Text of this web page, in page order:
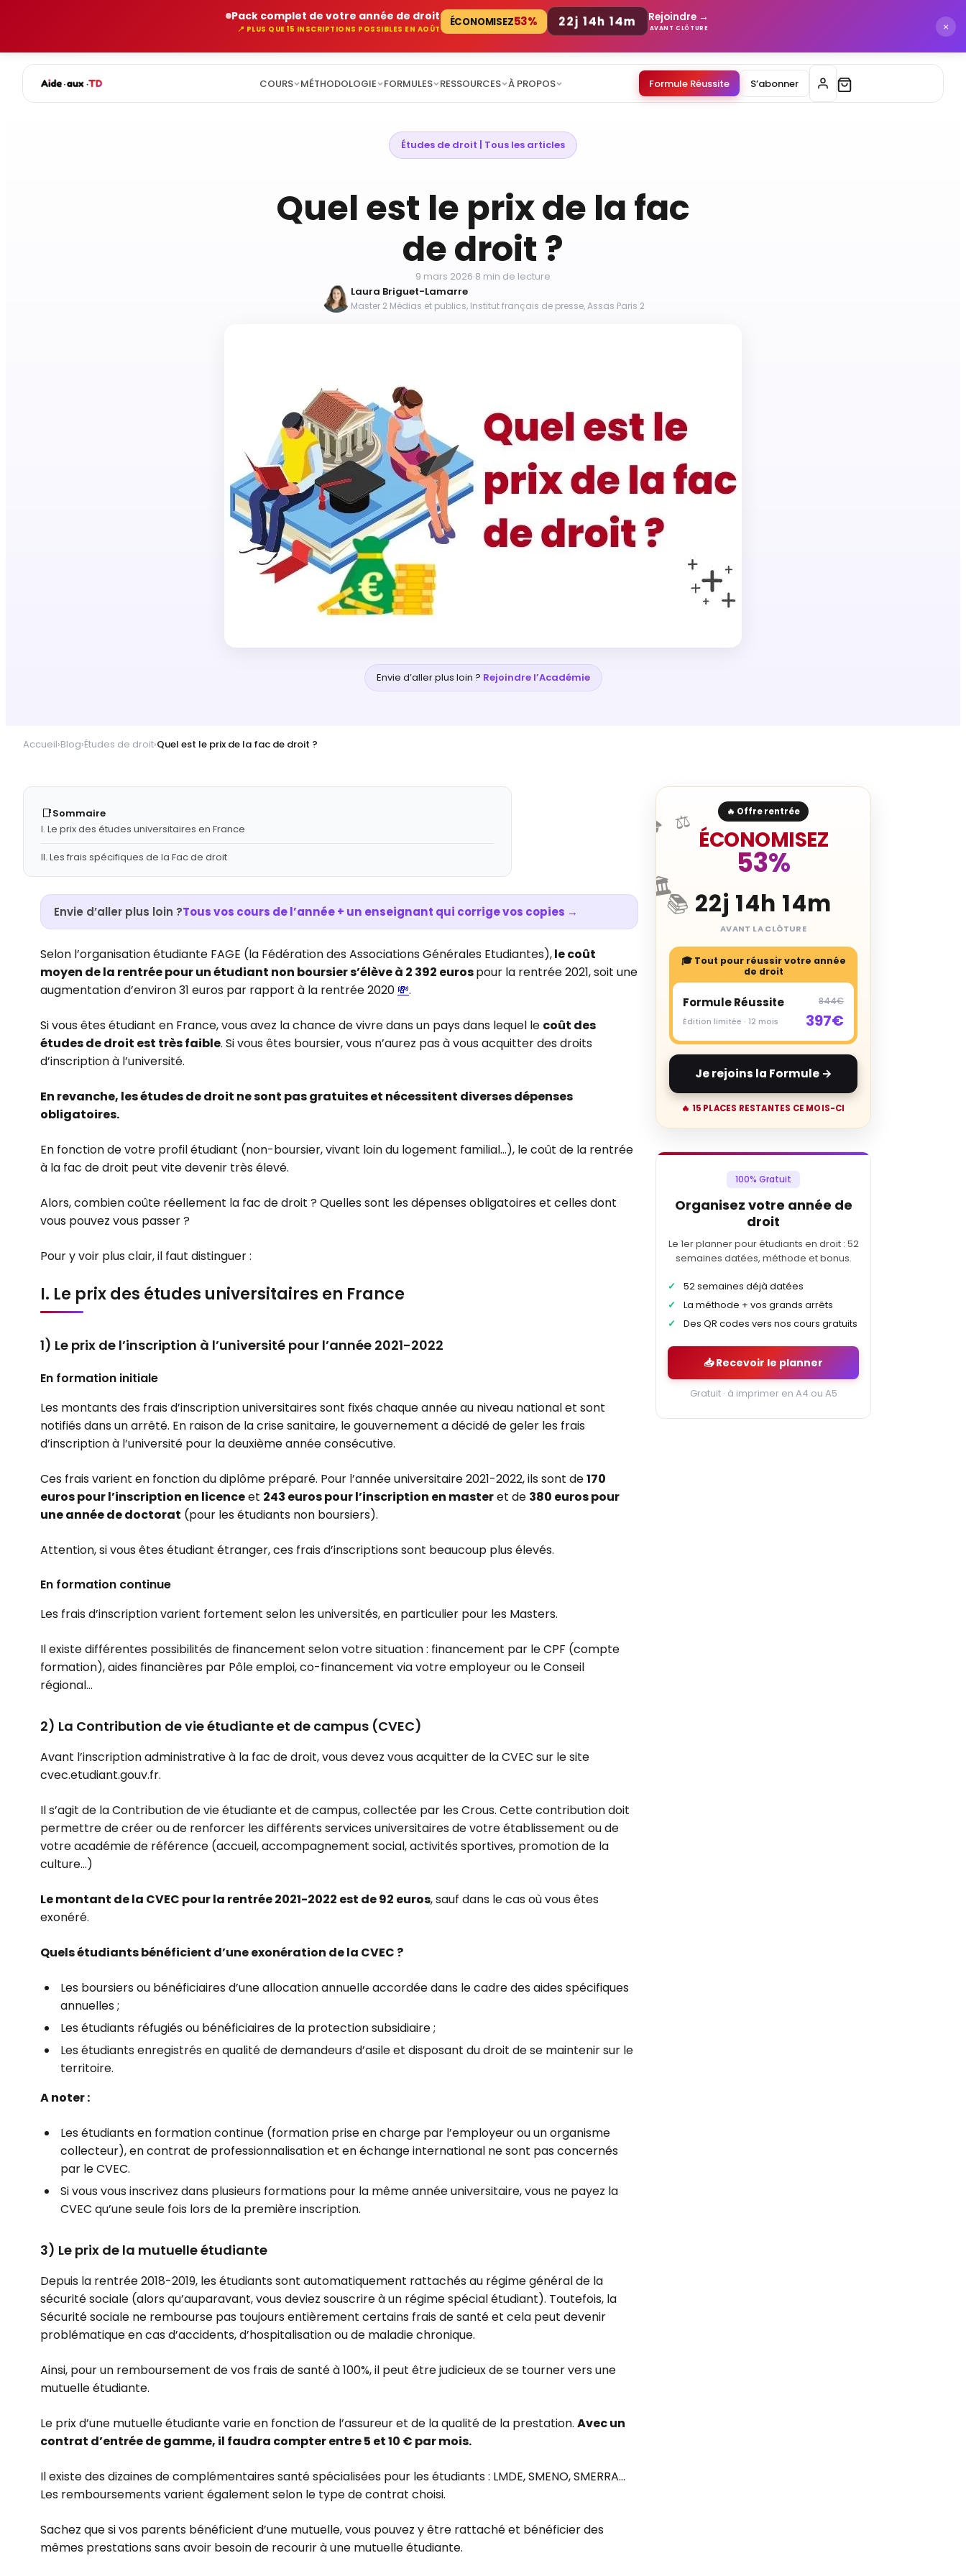
Pack complet de votre année de droit
📍 PLUS QUE 15 INSCRIPTIONS POSSIBLES EN AOÛT
ÉCONOMISEZ53% 22j 14h 14m Rejoindre →
AVANT CLÔTURE ×
COURS MÉTHODOLOGIE FORMULES RESSOURCES À PROPOS Formule Réussite S’abonner
Études de droit | Tous les articles
Quel est le prix de la fac
de droit ?
9 mars 2026·8 min de lecture
Laura Briguet-Lamarre
Master 2 Médias et publics, Institut français de presse, Assas Paris 2
Envie d’aller plus loin ? Rejoindre l’Académie
Accueil›Blog›Études de droit›Quel est le prix de la fac de droit ?
📑Sommaire
I. Le prix des études universitaires en France
II. Les frais spécifiques de la Fac de droit
Envie d’aller plus loin ?Tous vos cours de l’année + un enseignant qui corrige vos copies →
Selon l’organisation étudiante FAGE (la Fédération des Associations Générales Etudiantes),le coût
moyen de la rentrée pour un étudiant non boursier s’élève à 2 392 eurospour la rentrée 2021, soit une
augmentation d’environ 31 euros par rapport à la rentrée 2020 💸.
Si vous êtes étudiant en France, vous avez la chance de vivre dans un pays dans lequel le coût des
études de droit est très faible. Si vous êtes boursier, vous n’aurez pas à vous acquitter des droits
d’inscription à l’université.
En revanche, les études de droit ne sont pas gratuites et nécessitent diverses dépenses
obligatoires.
En fonction de votre profil étudiant (non-boursier, vivant loin du logement familial…), le coût de la rentrée
à la fac de droit peut vite devenir très élevé.
Alors, combien coûte réellement la fac de droit ? Quelles sont les dépenses obligatoires et celles dont
vous pouvez vous passer ?
Pour y voir plus clair, il faut distinguer :
I. Le prix des études universitaires en France
1) Le prix de l’inscription à l’université pour l’année 2021-2022
En formation initiale
Les montants des frais d’inscription universitaires sont fixés chaque année au niveau national et sont
notifiés dans un arrêté. En raison de la crise sanitaire, le gouvernement a décidé de geler les frais
d’inscription à l’université pour la deuxième année consécutive.
Ces frais varient en fonction du diplôme préparé. Pour l’année universitaire 2021-2022, ils sont de170
euros pour l’inscription en licenceet 243 euros pour l’inscription en masteret de 380 euros pour
une année de doctorat (pour les étudiants non boursiers).
Attention, si vous êtes étudiant étranger, ces frais d’inscriptions sont beaucoup plus élevés.
En formation continue
Les frais d’inscription varient fortement selon les universités, en particulier pour les Masters.
Il existe différentes possibilités de financement selon votre situation : financement par le CPF (compte
formation), aides financières par Pôle emploi, co-financement via votre employeur ou le Conseil
régional…
2) La Contribution de vie étudiante et de campus (CVEC)
Avant l’inscription administrative à la fac de droit, vous devez vous acquitter de la CVEC sur le site
cvec.etudiant.gouv.fr.
Il s’agit de la Contribution de vie étudiante et de campus, collectée par les Crous. Cette contribution doit
permettre de créer ou de renforcer les différents services universitaires de votre établissement ou de
votre académie de référence (accueil, accompagnement social, activités sportives, promotion de la
culture…)
Le montant de la CVEC pour la rentrée 2021-2022 est de 92 euros, sauf dans le cas où vous êtes
exonéré.
Quels étudiants bénéficient d’une exonération de la CVEC ?
Les boursiers ou bénéficiaires d’une allocation annuelle accordée dans le cadre des aides spécifiques
annuelles ;
Les étudiants réfugiés ou bénéficiaires de la protection subsidiaire ;
Les étudiants enregistrés en qualité de demandeurs d’asile et disposant du droit de se maintenir sur le
territoire.
A noter :
Les étudiants en formation continue (formation prise en charge par l’employeur ou un organisme
collecteur), en contrat de professionnalisation et en échange international ne sont pas concernés
par le CVEC.
Si vous vous inscrivez dans plusieurs formations pour la même année universitaire, vous ne payez la
CVEC qu’une seule fois lors de la première inscription.
3) Le prix de la mutuelle étudiante
Depuis la rentrée 2018-2019, les étudiants sont automatiquement rattachés au régime général de la
sécurité sociale (alors qu’auparavant, vous deviez souscrire à un régime spécial étudiant). Toutefois, la
Sécurité sociale ne rembourse pas toujours entièrement certains frais de santé et cela peut devenir
problématique en cas d’accidents, d’hospitalisation ou de maladie chronique.
Ainsi, pour un remboursement de vos frais de santé à 100%, il peut être judicieux de se tourner vers une
mutuelle étudiante.
Le prix d’une mutuelle étudiante varie en fonction de l’assureur et de la qualité de la prestation. Avec un
contrat d’entrée de gamme, il faudra compter entre 5 et 10 € par mois.
Il existe des dizaines de complémentaires santé spécialisées pour les étudiants : LMDE, SMENO, SMERRA…
Les remboursements varient également selon le type de contrat choisi.
Sachez que si vos parents bénéficient d’une mutuelle, vous pouvez y être rattaché et bénéficier des
mêmes prestations sans avoir besoin de recourir à une mutuelle étudiante.
⚖️
🎓
📚
🏛️
🔥 Offre rentrée
ÉCONOMISEZ
53%
22j 14h 14m
AVANT LA CLÔTURE
🎓 Tout pour réussir votre année
de droit
Formule Réussite
Édition limitée · 12 mois
844€
397€
Je rejoins la Formule →
🔥 15 PLACES RESTANTES CE MOIS-CI
100% Gratuit
Organisez votre année de
droit
Le 1er planner pour étudiants en droit : 52
semaines datées, méthode et bonus.
52 semaines déjà datées
La méthode + vos grands arrêts
Des QR codes vers nos cours gratuits
📥 Recevoir le planner
Gratuit · à imprimer en A4 ou A5